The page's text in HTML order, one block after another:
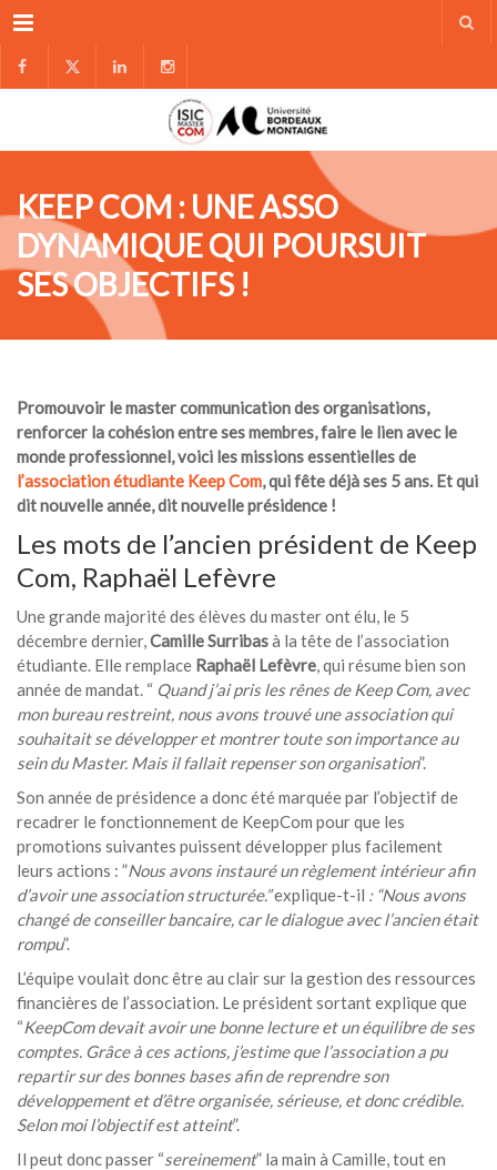
Menu
KEEP COM : UNE ASSO
DYNAMIQUE QUI POURSUIT
SES OBJECTIFS !
Promouvoir le master communication des organisations,
renforcer la cohésion entre ses membres, faire le lien avec le
monde professionnel, voici les missions essentielles de
l’association étudiante Keep Com, qui fête déjà ses 5 ans. Et qui
dit nouvelle année, dit nouvelle présidence !
Les mots de l’ancien président de Keep
Com, Raphaël Lefèvre
Une grande majorité des élèves du master ont élu, le 5
décembre dernier,Camille Surribasà la tête de l’association
étudiante. Elle remplace Raphaël Lefèvre, qui résume bien son
année de mandat. “ Quand j’ai pris les rênes de Keep Com, avec
mon bureau restreint, nous avons trouvé une association qui
souhaitait se développer et montrer toute son importance au
sein du Master. Mais il fallait repenser son organisation”.
Son année de présidence a donc été marquée par l’objectif de
recadrer le fonctionnement de KeepCom pour que les
promotions suivantes puissent développer plus facilement
leurs actions : ”Nous avons instauré un règlement intérieur afin
d’avoir une association structurée.”explique-t-il : “Nous avons
changé de conseiller bancaire, car le dialogue avec l’ancien était
rompu”.
L’équipe voulait donc être au clair sur la gestion des ressources
financières de l’association. Le président sortant explique que
“KeepCom devait avoir une bonne lecture et un équilibre de ses
comptes. Grâce à ces actions, j’estime que l’association a pu
repartir sur des bonnes bases afin de reprendre son
développement et d’être organisée, sérieuse, et donc crédible.
Selon moi l’objectif est atteint”.
Il peut donc passer “sereinement” la main à Camille, tout en